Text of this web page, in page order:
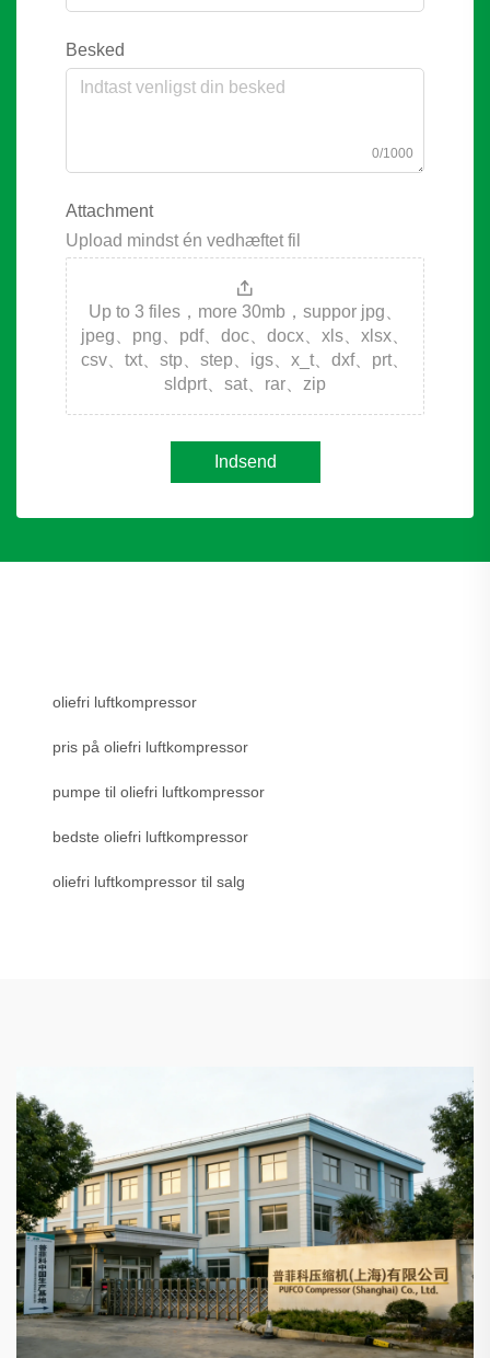
Besked
0/1000
Attachment
Upload mindst én vedhæftet fil
Up to 3 files，more 30mb，suppor jpg、
jpeg、png、pdf、doc、docx、xls、xlsx、
csv、txt、stp、step、igs、x_t、dxf、prt、
sldprt、sat、rar、zip
Indsend
oliefri luftkompressor
pris på oliefri luftkompressor
pumpe til oliefri luftkompressor
bedste oliefri luftkompressor
oliefri luftkompressor til salg